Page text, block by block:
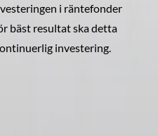
i räntefonder
bäst resultat ska detta
investering.